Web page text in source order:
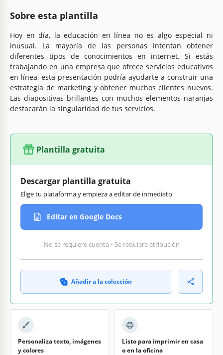
Sobre esta plantilla
Hoy en día, la educación en línea no es algo especial ni
inusual. La mayoría de las personas intentan obtener
diferentes tipos de conocimientos en internet. Si estás
trabajando en una empresa que ofrece servicios educativos
en línea, esta presentación podría ayudarte a construir una
estrategia de marketing y obtener muchos clientes nuevos.
Las diapositivas brillantes con muchos elementos naranjas
destacarán la singularidad de tus servicios.
Plantilla gratuita
Descargar plantilla gratuita
Elige tu plataforma y empieza a editar de inmediato
Editar en Google Docs
No se requiere cuenta • Se requiere atribución
Añadir a la colección
Personaliza texto, imágenes
y colores
Listo para imprimir en casa
o en la oficina